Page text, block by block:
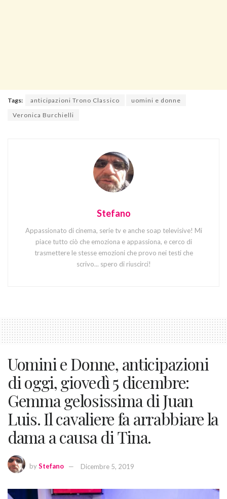
Tags: anticipazioni Trono Classico
uomini e donne
Veronica Burchielli
Stefano
Appassionato di cinema, serie tv e anche soap televisive! Mi
piace tutto ciò che emoziona e appassiona, e cerco di
trasmettere le stesse emozioni che provo nei testi che
scrivo... spero di riuscirci!
Uomini e Donne, anticipazioni
di oggi, giovedì 5 dicembre:
Gemma gelosissima di Juan
Luis. Il cavaliere fa arrabbiare la
dama a causa di Tina.
byStefano Dicembre 5, 2019